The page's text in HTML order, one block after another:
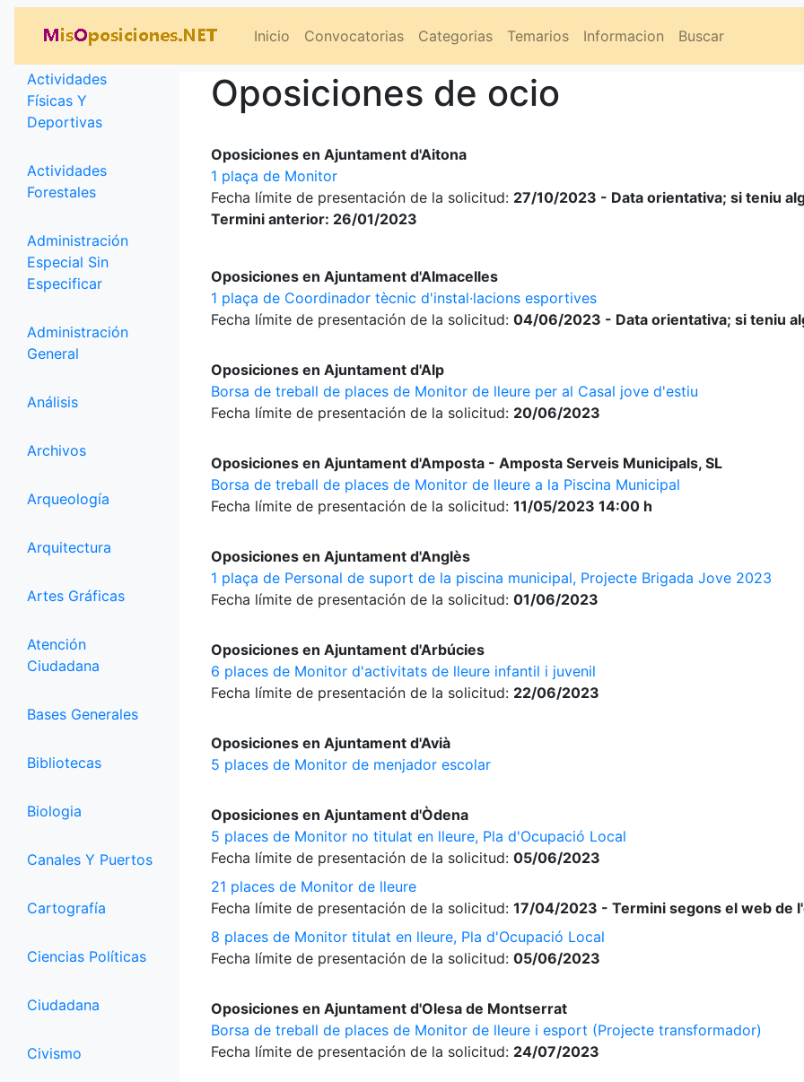
Inicio Convocatorias Categorias Temarios Informacion Buscar
Categorías
Actividades
Físicas Y
Deportivas
Actividades
Forestales
Administración
Especial Sin
Especificar
Administración
General
Análisis
Archivos
Arqueología
Arquitectura
Artes Gráficas
Atención
Ciudadana
Bases Generales
Bibliotecas
Biologia
Canales Y Puertos
Cartografía
Ciencias Políticas
Ciudadana
Civismo
Oposiciones de ocio
Oposiciones en Ajuntament d'Aitona
1 plaça de Monitor
Fecha límite de presentación de la solicitud: 27/10/2023 - Data orientativa; si teniu
Termini anterior: 26/01/2023
Oposiciones en Ajuntament d'Almacelles
1 plaça de Coordinador tècnic d'instal·lacions esportives
Fecha límite de presentación de la solicitud: 04/06/2023 - Data orientativa; si teniu
Oposiciones en Ajuntament d'Alp
Borsa de treball de places de Monitor de lleure per al Casal jove d'estiu
Fecha límite de presentación de la solicitud: 20/06/2023
Oposiciones en Ajuntament d'Amposta - Amposta Serveis Municipals, SL
Borsa de treball de places de Monitor de lleure a la Piscina Municipal
Fecha límite de presentación de la solicitud: 11/05/2023 14:00 h
Oposiciones en Ajuntament d'Anglès
1 plaça de Personal de suport de la piscina municipal, Projecte Brigada Jove 2023
Fecha límite de presentación de la solicitud: 01/06/2023
Oposiciones en Ajuntament d'Arbúcies
6 places de Monitor d'activitats de lleure infantil i juvenil
Fecha límite de presentación de la solicitud: 22/06/2023
Oposiciones en Ajuntament d'Avià
5 places de Monitor de menjador escolar
Oposiciones en Ajuntament d'Òdena
5 places de Monitor no titulat en lleure, Pla d'Ocupació Local
Fecha límite de presentación de la solicitud: 05/06/2023
21 places de Monitor de lleure
Fecha límite de presentación de la solicitud: 17/04/2023 - Termini segons el web de
8 places de Monitor titulat en lleure, Pla d'Ocupació Local
Fecha límite de presentación de la solicitud: 05/06/2023
Oposiciones en Ajuntament d'Olesa de Montserrat
Borsa de treball de places de Monitor de lleure i esport (Projecte transformador)
Fecha límite de presentación de la solicitud: 24/07/2023